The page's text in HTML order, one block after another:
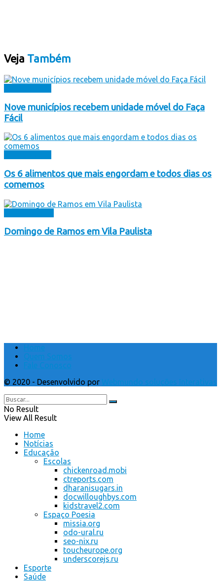
Veja Também
Nove municípios recebem unidade móvel do Faça
Fácil
Os 6 alimentos que mais engordam e todos dias os
comemos
Domingo de Ramos em Vila Paulista
Home
Quem Somos
Fale Conosco
© 2020 - Desenvolvido por Webmundo soluções Interativas
No Result
View All Result
Home
Notícias
Educação
Escolas
chickenroad.mobi
ctreports.com
dharanisugars.in
docwilloughbys.com
kidstravel2.com
Espaço Poesia
missia.org
odo-ural.ru
seo-nix.ru
toucheurope.org
underscorejs.ru
Esporte
Saúde